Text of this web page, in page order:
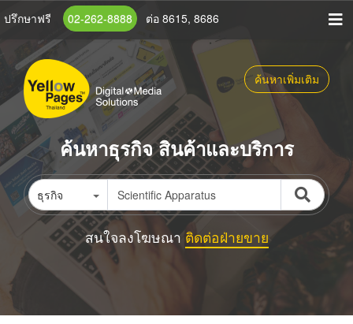
ข้าม
เนื้อหา
หลัก
ปรึกษาฟรี 02-262-8888 ต่อ 8615, 8686
ค้นหาเพิ่มเติม
ค้นหาธุรกิจ สินค้าและบริการ
ธุรกิจ
สนใจลงโฆษณาติดต่อฝ่ายขาย